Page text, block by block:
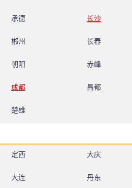
承德 长沙
郴州 长春
朝阳 赤峰
成都 昌都
楚雄
定西 大庆
大连 丹东